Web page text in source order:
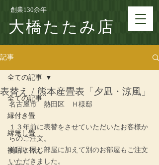
創業130余年
大橋たたみ店
記事
全ての記事
縁付き畳
縁無し畳
襖貼り替え
全ての記事
表替え / 熊本産畳表「夕凪・涼風」
名古屋市　熱田区　Ｈ様邸
１３年前に表替をさせていただいたお客様か
らのご注文。
前回と同じ部屋に加えて別のお部屋もご注文
いただきました。